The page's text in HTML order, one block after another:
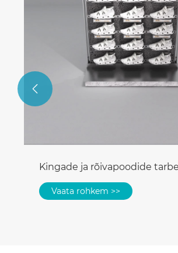
Kingade ja rõivapoodide
Vaata rohkem >>
